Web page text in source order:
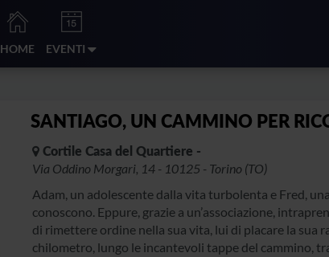
HOME EVENTI
SANTIAGO, UN CAMMINO PER
Cortile Casa del Quartiere -
Via Oddino Morgari, 14 - 10125 - Torino (TO)
Adam, un adolescente dalla vita turbolenta e Fred,
conoscono. Eppure, grazie a un’associazione,
di rimettere ordine nella sua vita, lui di placare la
chilometro, lungo le incantevoli tappe del cammino,